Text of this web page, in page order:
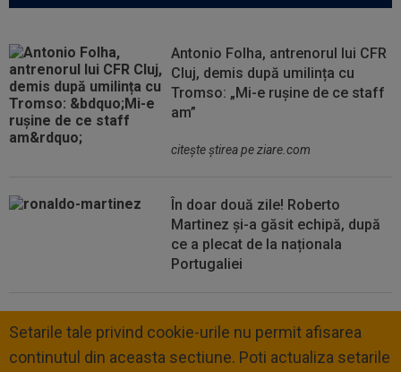
Antonio Folha, antrenorul lui CFR
Cluj, demis după umilința cu
Tromso: „Mi-e rușine de ce staff
am”
citeşte ştirea pe ziare.com
În doar două zile! Roberto
Martinez și-a găsit echipă, după
ce a plecat de la naționala
Portugaliei
Setarile tale privind cookie-urile nu permit afisarea
continutul din aceasta sectiune. Poti actualiza setarile